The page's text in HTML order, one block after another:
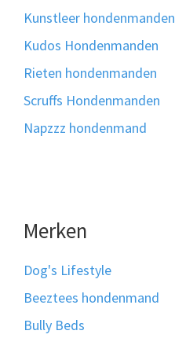
Kunstleer hondenmanden
Kudos Hondenmanden
Rieten hondenmanden
Scruffs Hondenmanden
Napzzz hondenmand
Merken
Dog's Lifestyle
Beeztees hondenmand
Bully Beds